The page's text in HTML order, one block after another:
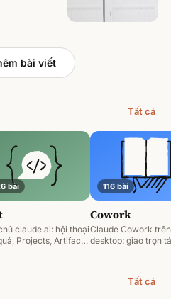
bài viết
Tất cả
bài
claude.ai: hội thoại
Projects, Artifacts
116 bài
Cowork
Claude Cowork trên
desktop: giao trọn
Tất cả